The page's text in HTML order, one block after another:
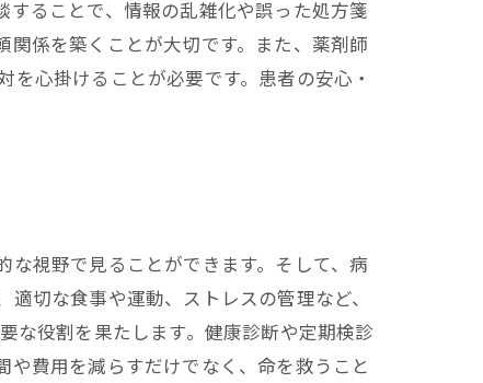
ることで、情報の乱雑化や誤った処方箋
係を築くことが大切です。また、薬剤師
心掛けることが必要です。患者の安心・
視野で見ることができます。そして、病
切な食事や運動、ストレスの管理など、
な役割を果たします。健康診断や定期検診
費用を減らすだけでなく、命を救うこと